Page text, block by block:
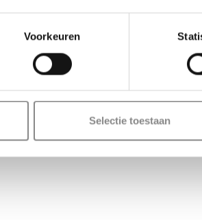
Voorkeuren
Selectie toestaan